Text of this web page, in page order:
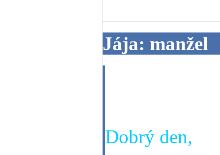
Jája: manžel
Dobrý den,